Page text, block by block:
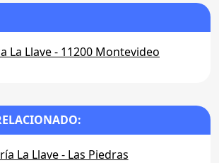
La Llave - 11200 Montevideo
La Llave - Las Piedras